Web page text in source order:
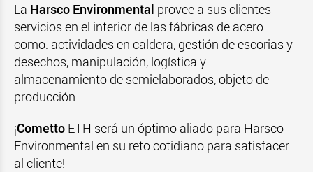
La Harsco Environmental provee a sus clientes
servicios en el interior de las fábricas de acero
como: actividades en caldera, gestión de escorias y
desechos, manipulación, logística y
almacenamiento de semielaborados, objeto de
producción.
¡Cometto ETH será un óptimo aliado para Harsco
Environmental en su reto cotidiano para satisfacer
al cliente!